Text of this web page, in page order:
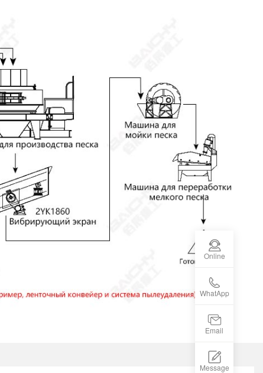
Online
WhatApp
Email
Message